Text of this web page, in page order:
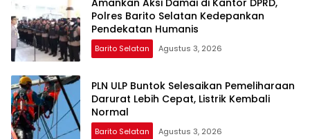
Polres Barito Selatan Kedepankan
Pendekatan Humanis
Barito Selatan Agustus 3, 2026
PLN ULP Buntok Selesaikan Pemeliharaan
Darurat Lebih Cepat, Listrik Kembali
Normal
Barito Selatan Agustus 3, 2026